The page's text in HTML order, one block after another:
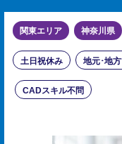
関東エリア 神奈川県
土日祝休み 地元･地
CADスキル不問